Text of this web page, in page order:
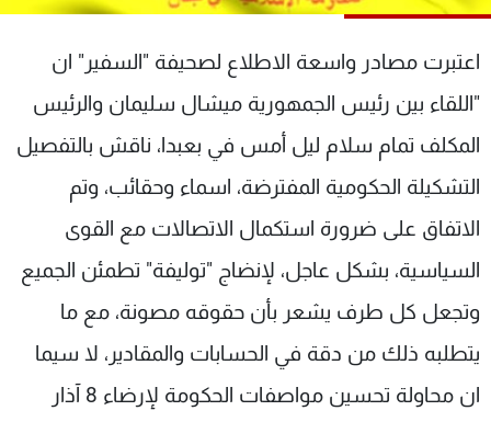
اعتبرت مصادر واسعة الاطلاع لصحيفة "السفير" ان
"اللقاء بين رئيس الجمهورية ميشال سليمان والرئيس
المكلف تمام سلام ليل أمس في بعبدا، ناقش بالتفصيل
التشكيلة الحكومية المفترضة، اسماء وحقائب، وتم
الاتفاق على ضرورة استكمال الاتصالات مع القوى
السياسية، بشكل عاجل، لإنضاج "توليفة" تطمئن الجميع
وتجعل كل طرف يشعر بأن حقوقه مصونة، مع ما
يتطلبه ذلك من دقة في الحسابات والمقادير، لا سيما
ان محاولة تحسين مواصفات الحكومة لإرضاء 8 آذار
شاهد البرامج
عن MTV
الإنـتـاج
وظائف
تواصل معنا
شروط الإسـتخدام
سياسة الخصوصية